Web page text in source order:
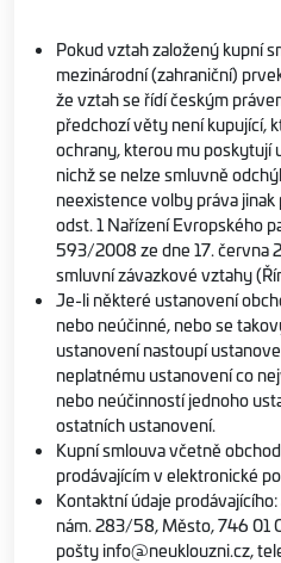
Pokud vztah založený kupní
mezinárodní (zahraniční)
že vztah se řídí českým
předchozí věty není kupující,
ochrany, kterou mu poskytují
nichž se nelze smluvně
neexistence volby práva
odst. 1 Nařízení Evropského
593/2008 ze dne 17. června
smluvní závazkové vztahy
Je-li některé ustanovení
nebo neúčinné, nebo se
ustanovení nastoupí
neplatnému ustanovení co
nebo neúčinností jednoho
ostatních ustanovení.
Kupní smlouva včetně
prodávajícím v elektronické
Kontaktní údaje
nám. 283/58, Město, 746 01
pošty info@neuklouzni.cz,